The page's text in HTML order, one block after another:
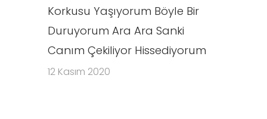
Korkusu Yaşıyorum Böyle Bir
Duruyorum Ara Ara Sanki
Canım Çekiliyor Hissediyorum
12 Kasım 2020